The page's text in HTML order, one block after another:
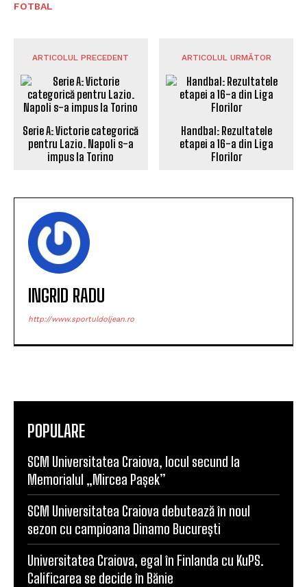
FOTBAL
ARTICOLUL PRECEDENT
Serie A: Victorie categorică
pentru Lazio. Napoli s-a
impus la Torino
ARTICOLUL URMĂTOR
Handbal: Rezultatele
etapei a 16-a din Liga
Florilor
INGRID RADU
http://www.sportuldoljean.ro
POPULARE
SCM Universitatea Craiova, locul secund la
Memorialul „Mircea Pașek”
SCM Universitatea Craiova debutează în noul
sezon cu campioana Dinamo București
Universitatea Craiova, egal în Finlanda cu KuPS.
Calificarea se decide în Bănie